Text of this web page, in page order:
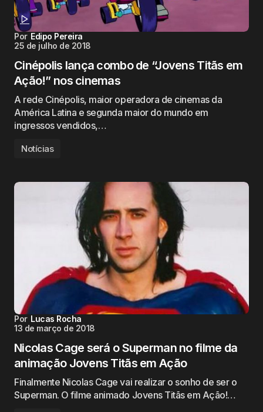
Por Edipo Pereira
25 de julho de 2018
Cinépolis lança combo de “Jovens Titãs em
Ação!” nos cinemas
A rede Cinépolis, maior operadora de cinemas da
América Latina e segunda maior do mundo em
ingressos vendidos,…
Notícias
Por Lucas Rocha
13 de março de 2018
Nicolas Cage será o Superman no filme da
animação Jovens Titãs em Ação
Finalmente Nicolas Cage vai realizar o sonho de ser o
Superman. O filme animado Jovens Titãs em Ação!…